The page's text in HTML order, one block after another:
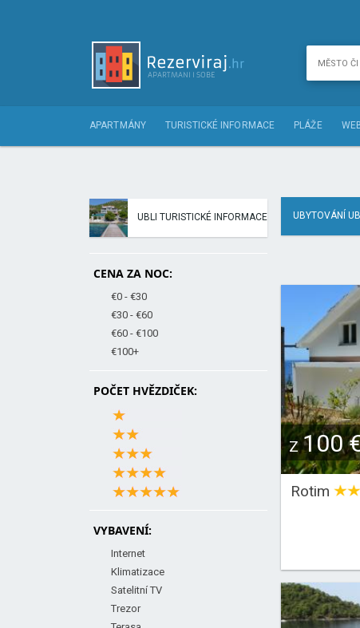
APARTMÁNY TURISTICKÉ INFORMACE PLÁŽE
UBLI TURISTICKÉ INFORMACE
CENA ZA NOC:
€0 - €30
€30 - €60
€60 - €100
€100+
POČET HVĚZDIČEK:
VYBAVENÍ:
Internet
Klimatizace
Satelitní TV
Trezor
UBYTOVÁNÍ
Z100
Rotim